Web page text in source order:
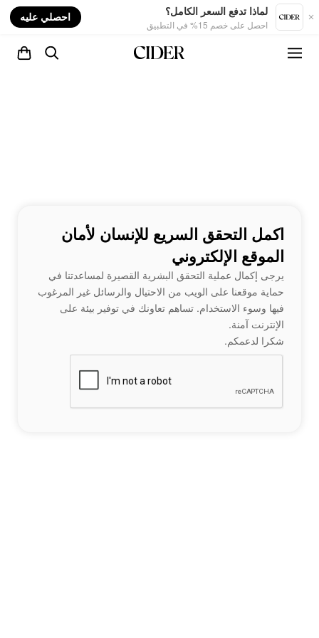
لماذا تدفع السعر الكامل؟
احصل على خصم 15% في التطبيق
احصلي عليه
اكمل التحقق السريع للإنسان لأمان
الموقع الإلكتروني
يرجى إكمال عملية التحقق البشرية القصيرة لمساعدتنا في
حماية موقعنا على الويب من الاحتيال والرسائل غير المرغوب
فيها وسوء الاستخدام. تساهم تعاونك في توفير بيئة على
الإنترنت آمنة.
شكرا لدعمكم.